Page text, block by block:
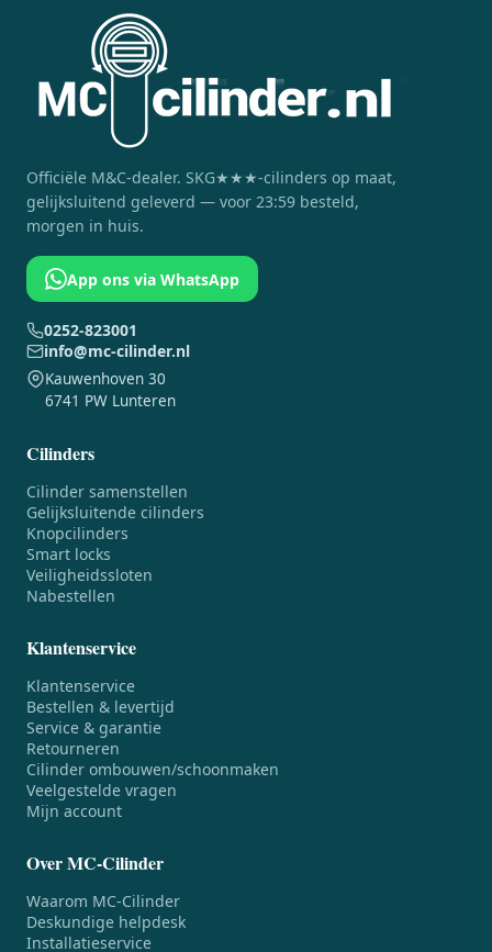
Officiële M&C-dealer. SKG★★★-cilinders op maat,
gelijksluitend geleverd — voor 23:59 besteld,
morgen in huis.
App ons via WhatsApp
0252-823001
info@mc-cilinder.nl
Kauwenhoven 30
6741 PW Lunteren
Cilinders
Cilinder samenstellen
Gelijksluitende cilinders
Knopcilinders
Smart locks
Veiligheidssloten
Nabestellen
Klantenservice
Klantenservice
Bestellen & levertijd
Service & garantie
Retourneren
Cilinder ombouwen/schoonmaken
Veelgestelde vragen
Mijn account
Over MC-Cilinder
Waarom MC-Cilinder
Deskundige helpdesk
Installatieservice